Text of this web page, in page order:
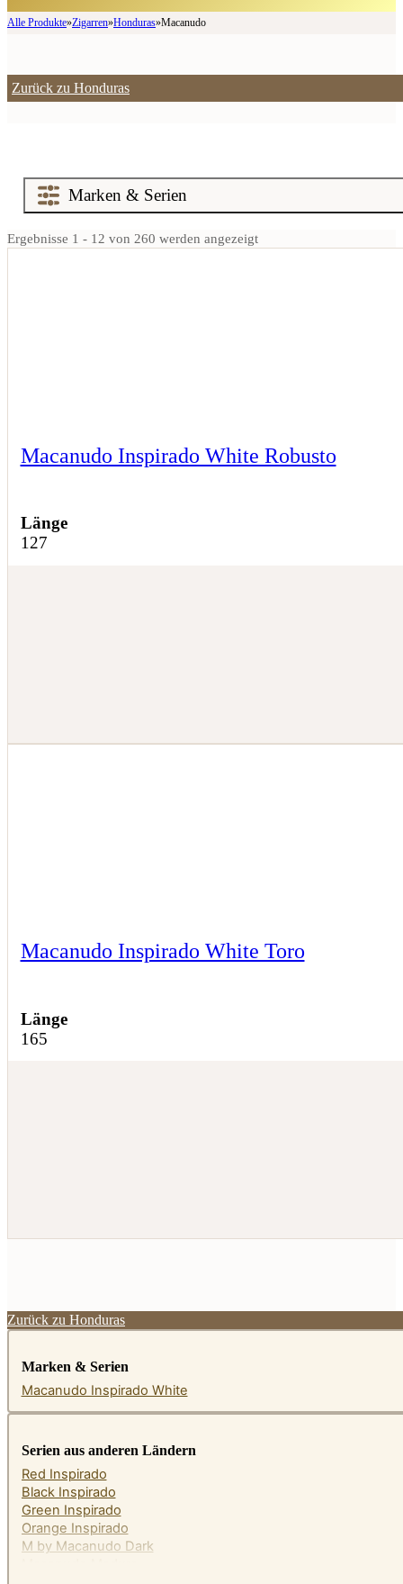
Alle Produkte»Zigarren»Honduras»Macanudo
Zurück zu Honduras
Ergebnisse 1 - 12 von 260 werden angezeigt
Macanudo Inspirado White Robusto
Länge
127
Macanudo Inspirado White Toro
Länge
165
Zurück zu Honduras
Marken & Serien
Macanudo Inspirado White
Serien aus anderen Ländern
Red Inspirado
Black Inspirado
Green Inspirado
Orange Inspirado
M by Macanudo Dark